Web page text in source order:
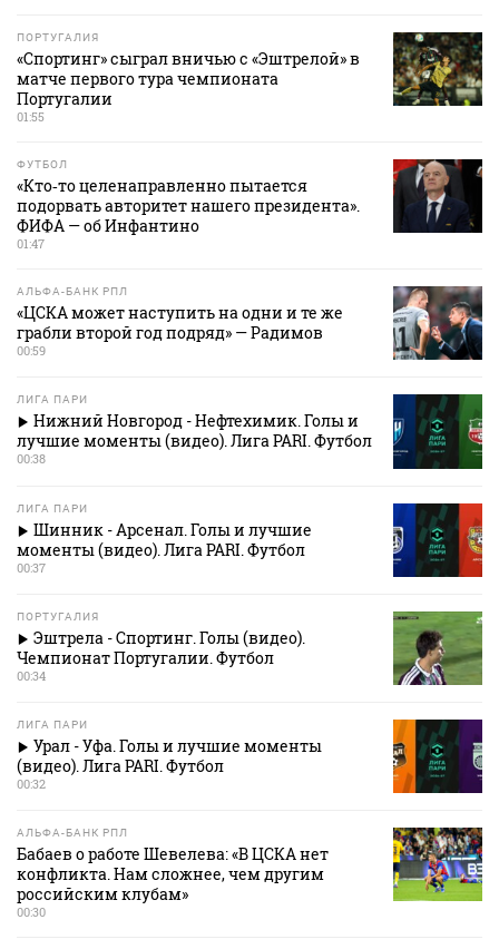
ПОРТУГАЛИЯ
«Спортинг» сыграл вничью с «Эштрелой» в
матче первого тура чемпионата
Португалии
01:55
ФУТБОЛ
«Кто‑то целенаправленно пытается
подорвать авторитет нашего президента».
ФИФА — об Инфантино
01:47
АЛЬФА-БАНК РПЛ
«ЦСКА может наступить на одни и те же
грабли второй год подряд» — Радимов
00:59
ЛИГА ПАРИ
Нижний Новгород - Нефтехимик. Голы и
лучшие моменты (видео). Лига PARI. Футбол
00:38
ЛИГА ПАРИ
Шинник - Арсенал. Голы и лучшие
моменты (видео). Лига PARI. Футбол
00:37
ПОРТУГАЛИЯ
Эштрела - Спортинг. Голы (видео).
Чемпионат Португалии. Футбол
00:34
ЛИГА ПАРИ
Урал - Уфа. Голы и лучшие моменты
(видео). Лига PARI. Футбол
00:32
АЛЬФА-БАНК РПЛ
Бабаев о работе Шевелева: «В ЦСКА нет
конфликта. Нам сложнее, чем другим
российским клубам»
00:30